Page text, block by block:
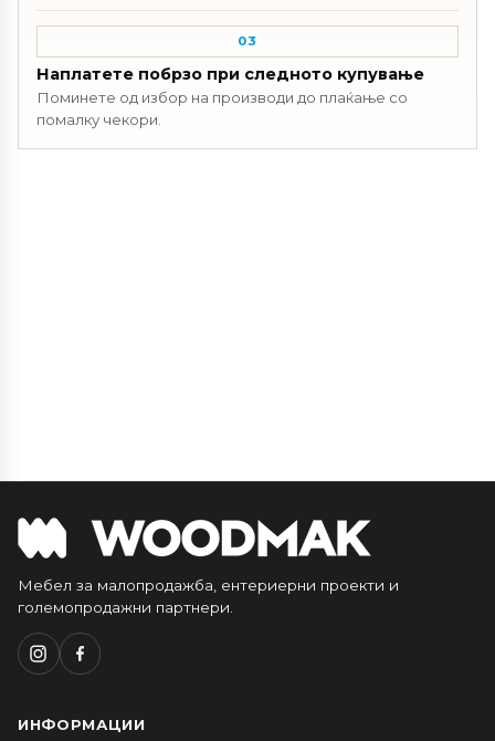
03
Наплатете побрзо при следното купување
Поминете од избор на производи до плаќање со
помалку чекори.
Мебел за малопродажба, ентериерни проекти и
големопродажни партнери.
ИНФОРМАЦИИ